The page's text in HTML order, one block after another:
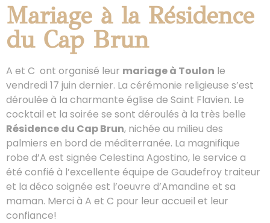
Mariage à la Résidence
du Cap Brun
A et C ont organisé leur mariage à Toulon le
vendredi 17 juin dernier. La cérémonie religieuse s’est
déroulée à la charmante église de Saint Flavien. Le
cocktail et la soirée se sont déroulés à la très belle
Résidence du Cap Brun, nichée au milieu des
palmiers en bord de méditerranée. La magnifique
robe d’A est signée Celestina Agostino, le service a
été confié à l’excellente équipe de Gaudefroy traiteur
et la déco soignée est l’oeuvre d’Amandine et sa
maman. Merci à A et C pour leur accueil et leur
confiance!